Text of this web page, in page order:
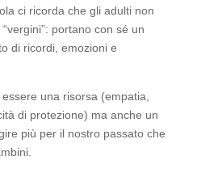
ci ricorda che gli adulti non
portano con sé un
di ricordi, emozioni e
una risorsa (empatia,
di protezione) ma anche un
più per il nostro passato che